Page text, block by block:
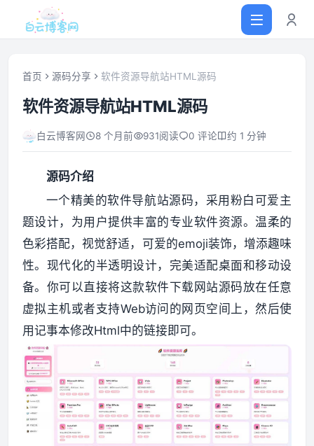
首页
网站源码
主题插件
技术分享
值得一看
资源资讯
首页 源码分享 软件资源导航站HTML源码
软件资源导航站HTML源码
白云博客网 8 个月前 931阅读 0 评论 约 1 分钟
源码介绍
一个精美的软件导航站源码，采用粉白可爱主
题设计，为用户提供丰富的专业软件资源。温柔的
色彩搭配，视觉舒适，可爱的emoji装饰，增添趣味
性。现代化的半透明设计，完美适配桌面和移动设
备。你可以直接将这款软件下载网站源码放在任意
虚拟主机或者支持Web访问的网页空间上，然后使
用记事本修改Html中的链接即可。